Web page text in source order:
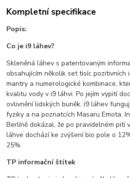
Kompletní specifikace
Popis:
Co je i9 láhev?
Skleněná láhev s patentovaným
obsahujícím několik set tisíc pozitivních
mantry a numerologické kombinace,
kvalitu vody v i9 láhvi. Po jejím vypití
ovlivnění lidských buněk. i9 láhev
fyziky a na poznatcích Masaru Emota.
Berlíně dokázal, že po pravidelném pití
láhve dochází ke zvýšení bio pole o
25%.
TP informační štítek